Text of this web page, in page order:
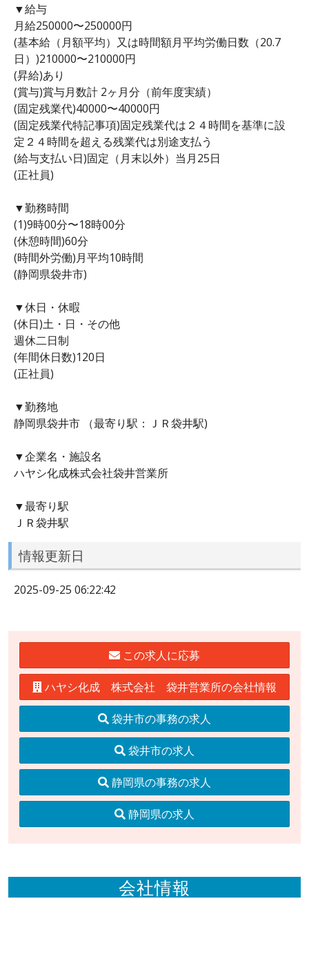
▼給与
月給250000〜250000円
(基本給（月額平均）又は時間額月平均労働日数（20.7
日）)210000〜210000円
(昇給)あり
(賞与)賞与月数計 2ヶ月分（前年度実績）
(固定残業代)40000〜40000円
(固定残業代特記事項)固定残業代は２４時間を基準に設
定２４時間を超える残業代は別途支払う
(給与支払い日)固定（月末以外）当月25日
(正社員)
▼勤務時間
(1)9時00分〜18時00分
(休憩時間)60分
(時間外労働)月平均10時間
(静岡県袋井市)
▼休日・休暇
(休日)土・日・その他
週休二日制
(年間休日数)120日
(正社員)
▼勤務地
静岡県袋井市 （最寄り駅：ＪＲ袋井駅)
▼企業名・施設名
ハヤシ化成株式会社袋井営業所
▼最寄り駅
ＪＲ袋井駅
情報更新日
2025-09-25 06:22:42
この求人に応募
ハヤシ化成 株式会社 袋井営業所の会社情報
袋井市の事務の求人
袋井市の求人
静岡県の事務の求人
静岡県の求人
会社情報